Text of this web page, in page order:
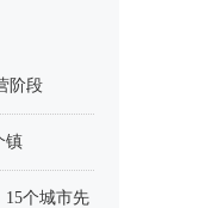
阶段
镇
15个城市先